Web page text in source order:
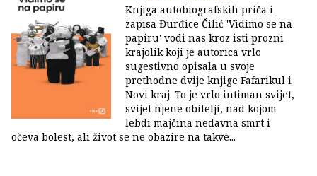
Knjiga autobiografskih priča i
zapisa Đurđice Čilić 'Vidimo se na
papiru' vodi nas kroz isti prozni
krajolik koji je autorica vrlo
sugestivno opisala u svoje
prethodne dvije knjige Fafarikul i
Novi kraj. To je vrlo intiman svijet,
svijet njene obitelji, nad kojom
lebdi majčina nedavna smrt i
očeva bolest, ali život se ne obazire na takve...